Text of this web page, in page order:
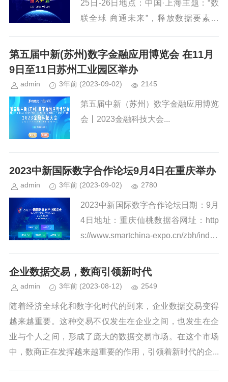
25日-26日地点：中国·上海主题：“数
联全球 商通未来”，释放数据要素价
高质量发展已经成为了这个时代的新主
题。...
第五届中新(苏州)数字金融应用博览会 在11月
9日至11日苏州工业园区举办
admin 3年前 (2023-09-02) 2145
第五届中新（苏州）数字金融应用博览
会丨2023金融科技大会...
2023中新国际数字合作论坛9月4日在重庆举办
admin 3年前 (2023-09-02) 2780
2023中新国际数字合作论坛日期：9月
4日地址：重庆仙桃数据谷网址：http
s://www.smartchina-expo.cn/zbh/inde
企业数据交易，数商引领新时代
admin 3年前 (2023-08-12) 2549
随着经济全球化和数字化时代的到来，企业数据交易变得
越来越重要。这种交易不仅发生在企业之间，也发生在企
业与个人之间，形成了庞大的数据交易市场。在这个市场
中，数商正在发挥越来越重要的作用，引领着新时代的企...